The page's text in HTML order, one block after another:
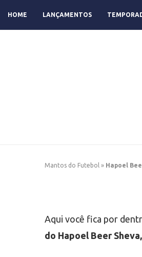
HOME LANÇAMENTOS
Mantos do Futebol » Hapoel
Aqui você fica por
do Hapoel Beer